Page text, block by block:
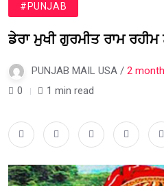
#PUNJAB
ਡੇਰਾ ਮੁਖੀ ਗੁਰਮੀਤ ਰਾਮ
PUNJAB MAIL USA / 2
0
1 min read